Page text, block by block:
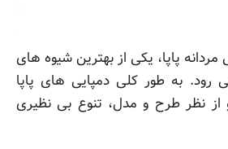
پاپا، یکی از بهترین شیوه های
به طور کلی دمپایی های پاپا
از نظر طرح و مدل، تنوع بی نظیری